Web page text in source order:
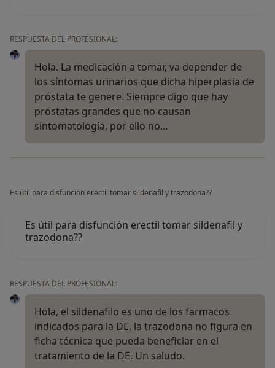
RESPUESTA DEL PROFESIONAL:
Hola. La medicación a tomar, va depender de
los síntomas urinarios que dicha hiperplasia de
próstata te genere. Siempre digo que hay
próstatas grandes que no causan
sintomatología, por ello no…
Es útil para disfunción erectil tomar sildenafil y trazodona??
Es útil para disfunción erectil tomar sildenafil y
trazodona??
RESPUESTA DEL PROFESIONAL:
Hola, el sildenafilo es uno de los farmacos
indicados para la DE, la trazodona no figura en
ficha técnica que pueda beneficiar en el
tratamiento de la DE. Un saludo.